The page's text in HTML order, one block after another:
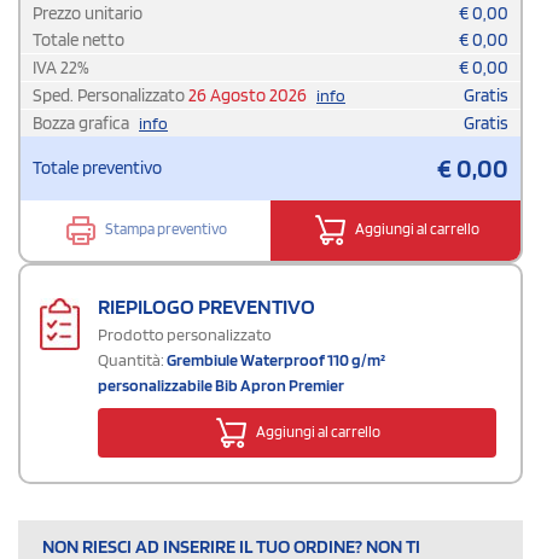
Prezzo unitario €0,00
Totale netto
€0,00
IVA22% €0,00
Sped. Personalizzato26 Agosto 2026 info
Gratis
Bozza grafica info Gratis
Totale preventivo €0,00
Stampa preventivo Aggiungi al carrello
RIEPILOGO PREVENTIVO
Prodotto personalizzato
Quantità:Grembiule Waterproof 110 g/m²
personalizzabile Bib Apron Premier
Aggiungi al carrello
NON RIESCI AD INSERIRE IL TUO ORDINE? NON TI